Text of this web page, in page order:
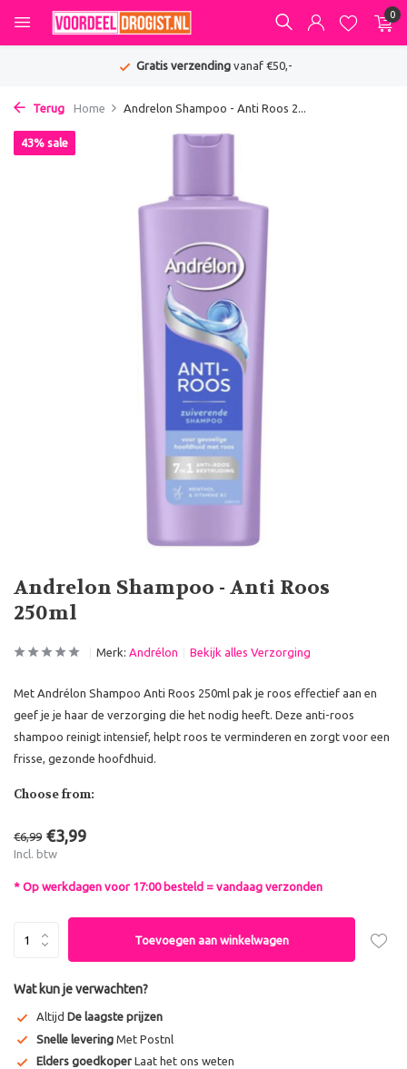
0
Gratis verzendingvanaf €50,-
Terug Home Andrelon Shampoo - Anti Roos 2...
Andrelon Shampoo - Anti Roos
250ml
43% sale
Merk: Andrélon Bekijk alles Verzorging
Met Andrélon Shampoo Anti Roos 250ml pak je roos effectief aan en
geef je je haar de verzorging die het nodig heeft. Deze anti-roos
shampoo reinigt intensief, helpt roos te verminderen en zorgt voor een
frisse, gezonde hoofdhuid.
Choose from:
€6,99 €3,99
Incl. btw
* Op werkdagen voor 17:00 besteld = vandaag verzonden
Toevoegen aan winkelwagen
Wat kun je verwachten?
Altijd De laagste prijzen
Snelle levering Met Postnl
Elders goedkoper Laat het ons weten